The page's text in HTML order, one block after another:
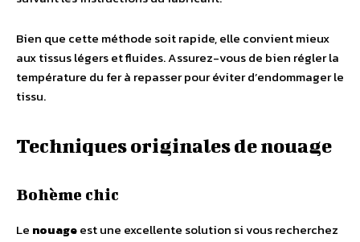
Bien que cette méthode soit rapide, elle convient mieux
aux tissus légers et fluides. Assurez-vous de bien régler la
température du fer à repasser pour éviter d’endommager le
tissu.
Techniques originales de nouage
Bohème chic
Le nouageest une excellente solution si vous recherchez